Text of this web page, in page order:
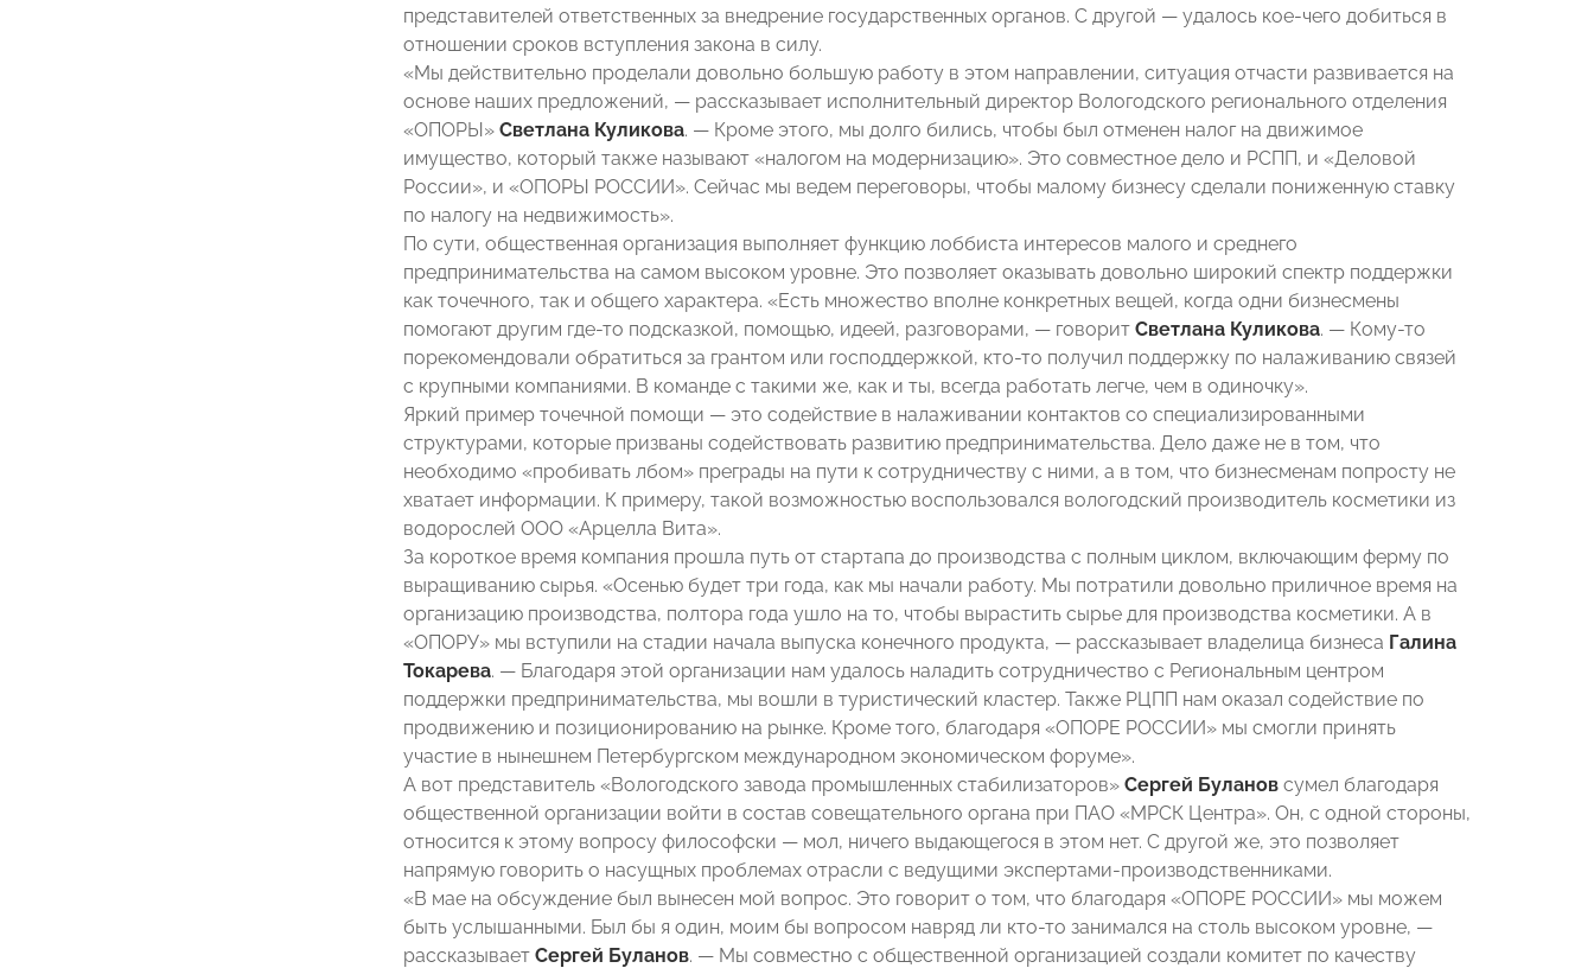
представителей ответственных за внедрение государственных органов. С другой — удалось кое-чего добиться в
отношении сроков вступления закона в силу.
«Мы действительно проделали довольно большую работу в этом направлении, ситуация отчасти развивается на
основе наших предложений, — рассказывает исполнительный директор Вологодского регионального отделения
«ОПОРЫ» Светлана Куликова. — Кроме этого, мы долго бились, чтобы был отменен налог на движимое
имущество, который также называют «налогом на модернизацию». Это совместное дело и РСПП, и «Деловой
России», и «ОПОРЫ РОССИИ». Сейчас мы ведем переговоры, чтобы малому бизнесу сделали пониженную ставку
по налогу на недвижимость».
По сути, общественная организация выполняет функцию лоббиста интересов малого и среднего
предпринимательства на самом высоком уровне. Это позволяет оказывать довольно широкий спектр поддержки
как точечного, так и общего характера. «Есть множество вполне конкретных вещей, когда одни бизнесмены
помогают другим где-то подсказкой, помощью, идеей, разговорами, — говорит Светлана Куликова. — Кому-то
порекомендовали обратиться за грантом или господдержкой, кто-то получил поддержку по налаживанию связей
с крупными компаниями. В команде с такими же, как и ты, всегда работать легче, чем в одиночку».
Яркий пример точечной помощи — это содействие в налаживании контактов со специализированными
структурами, которые призваны содействовать развитию предпринимательства. Дело даже не в том, что
необходимо «пробивать лбом» преграды на пути к сотрудничеству с ними, а в том, что бизнесменам попросту не
хватает информации. К примеру, такой возможностью воспользовался вологодский производитель косметики из
водорослей ООО «Арцелла Вита».
За короткое время компания прошла путь от стартапа до производства с полным циклом, включающим ферму по
выращиванию сырья. «Осенью будет три года, как мы начали работу. Мы потратили довольно приличное время на
организацию производства, полтора года ушло на то, чтобы вырастить сырье для производства косметики. А в
«ОПОРУ» мы вступили на стадии начала выпуска конечного продукта, — рассказывает владелица бизнеса Галина
Токарева. — Благодаря этой организации нам удалось наладить сотрудничество с Региональным центром
поддержки предпринимательства, мы вошли в туристический кластер. Также РЦПП нам оказал содействие по
продвижению и позиционированию на рынке. Кроме того, благодаря «ОПОРЕ РОССИИ» мы смогли принять
участие в нынешнем Петербургском международном экономическом форуме».
А вот представитель «Вологодского завода промышленных стабилизаторов» Сергей Буланов сумел благодаря
общественной организации войти в состав совещательного органа при ПАО «МРСК Центра». Он, с одной стороны,
относится к этому вопросу философски — мол, ничего выдающегося в этом нет. С другой же, это позволяет
напрямую говорить о насущных проблемах отрасли с ведущими экспертами-производственниками.
«В мае на обсуждение был вынесен мой вопрос. Это говорит о том, что благодаря «ОПОРЕ РОССИИ» мы можем
быть услышанными. Был бы я один, моим бы вопросом навряд ли кто-то занимался на столь высоком уровне, —
рассказывает Сергей Буланов. — Мы совместно с общественной организацией создали комитет по качеству